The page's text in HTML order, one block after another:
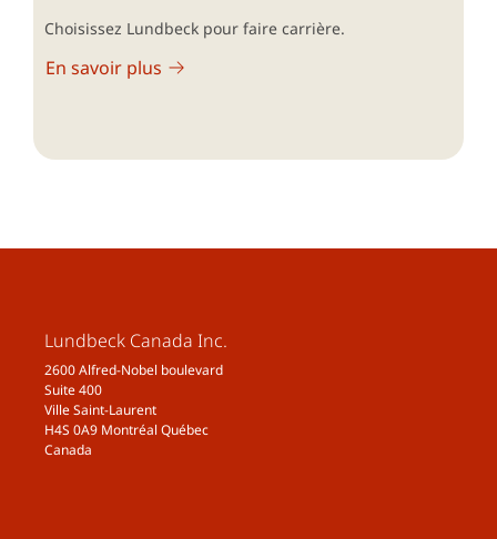
Choisissez Lundbeck pour faire carrière.
En savoir plus
Lundbeck Canada Inc.
2600 Alfred-Nobel boulevard
Suite 400
Ville Saint-Laurent
H4S 0A9 Montréal Québec
Canada